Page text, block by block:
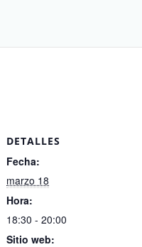
DETALLES
Fecha:
marzo 18
Hora:
18:30 - 20:00
Sitio web: